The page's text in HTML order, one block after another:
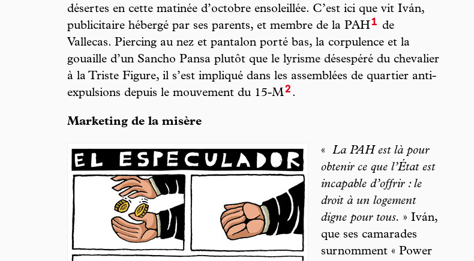
désertes en cette matinée d’octobre ensoleillée. C’est ici que vit Iván,
publicitaire hébergé par ses parents, et membre de la PAH1 de
Vallecas. Piercing au nez et pantalon porté bas, la corpulence et la
gouaille d’un Sancho Pansa plutôt que le lyrisme désespéré du chevalier
à la Triste Figure, il s’est impliqué dans les assemblées de quartier anti-
expulsions depuis le mouvement du 15-M2 .
Marketing de la misère
«
La PAH est là pour
obtenir ce que l’État est
incapable d’offrir : le
droit à un logement
digne pour tous. » Iván,
que ses camarades
surnomment « Power